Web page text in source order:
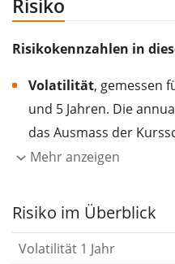
Risiko
Risikokennzahlen in
Volatilität, gemessen
und 5 Jahren. Die
das Ausmass der
eines Jahres wider.
Aktie, des ETF, usw.)
gelten im Allgemeinen
Mehr anzeigen
Risiko im Überblick
Volatilität 1 Jahr